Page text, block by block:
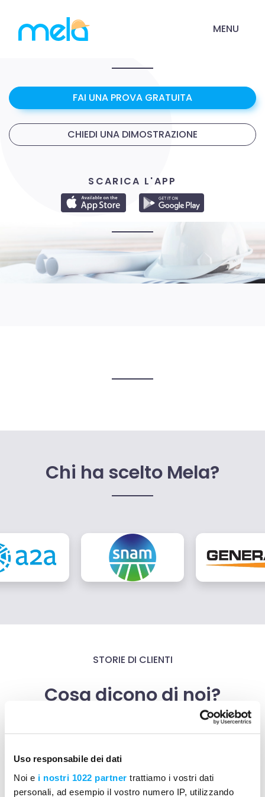
Uso responsabile dei dati
Noi e i nostri 1022 partner trattiamo i vostri dati
personali, ad esempio il vostro numero IP, utilizzando
MENU
FAI UNA PROVA GRATUITA
CHIEDI UNA DIMOSTRAZIONE
SCARICA L'APP
Chi ha scelto Mela?
STORIE DI CLIENTI
Cosa dicono di noi?
Con Mela possiamo contare su
tre fattori chiave per noi